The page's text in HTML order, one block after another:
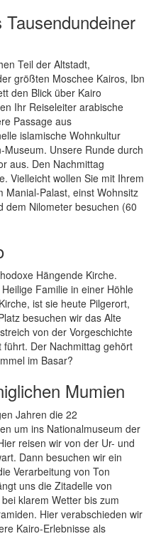
Teil der Altstadt,
größten Moschee Kairos, Ibn
den Blick über Kairo
Ihr Reiseleiter arabische
Passage aus
islamische Wohnkultur
Unsere Runde durch
aus. Den Nachmittag
Vielleicht wollen Sie mit Ihrem
Manial-Palast, einst Wohnsitz
dem Nilometer besuchen (60
Hängende Kirche.
Familie in einer Höhle
ist sie heute Pilgerort,
besuchen wir das Alte
von der Vorgeschichte
Der Nachmittag gehört
im Basar?
Mumien
Jahren die 22
um ins Nationalmuseum der
reisen wir von der Ur- und
Dann besuchen wir ein
Verarbeitung von Ton
uns die Zitadelle von
klarem Wetter bis zum
Hier verabschieden wir
Kairo-Erlebnisse als